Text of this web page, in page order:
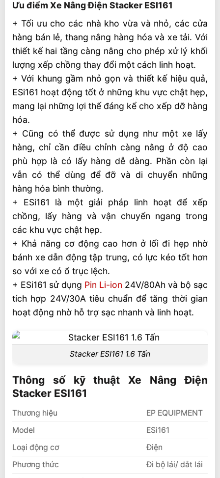
Ưu điểm Xe Nâng Điện Stacker ESI161
+ Tối ưu cho các nhà kho vừa và nhỏ, các cửa
hàng bán lẻ, thang nâng hàng hóa và xe tải. Với
thiết kế hai tầng càng nâng cho phép xử lý khối
lượng xếp chồng thay đổi một cách linh hoạt.
+ Với khung gầm nhỏ gọn và thiết kế hiệu quả,
ESi161 hoạt động tốt ở những khu vực chật hẹp,
mang lại những lợi thế đáng kể cho xếp dỡ hàng
hóa.
+ Cũng có thể được sử dụng như một xe lấy
hàng, chỉ cần điều chỉnh càng nâng ở độ cao
phù hợp là có lấy hàng dễ dàng. Phần còn lại
vẫn có thể dùng để đỡ và di chuyển những
hàng hóa bình thường.
+ ESi161 là một giải pháp linh hoạt để xếp
chồng, lấy hàng và vận chuyển ngang trong
các khu vực chật hẹp.
+ Khả năng cơ động cao hơn ở lối đi hẹp nhờ
bánh xe dẫn động tập trung, có lực kéo tốt hơn
so với xe có ổ trục lệch.
+ ESi161 sử dụng Pin Li-ion 24V/80Ah và bộ sạc
tích hợp 24V/30A tiêu chuẩn để tăng thời gian
hoạt động nhờ hỗ trợ sạc nhanh và linh hoạt.
Stacker ESI161 1.6 Tấn
Thông số kỹ thuật Xe Nâng Điện
Stacker ESI161
Thương hiệu
EP EQUIPMENT
Model
ESi161
Loại động cơ
Điện
Phương thức
Đi bộ lái/ dắt lái